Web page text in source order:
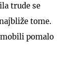
trude se
tome.
pomalo